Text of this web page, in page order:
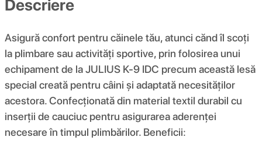
Descriere
Asigură confort pentru căinele tău, atunci cănd îl scoți
la plimbare sau activități sportive, prin folosirea unui
echipament de la JULIUS K-9 IDC precum această lesă
special creată pentru câini și adaptată necesităților
acestora. Confecționată din material textil durabil cu
inserții de cauciuc pentru asigurarea aderenței
necesare în timpul plimbărilor. Beneficii: